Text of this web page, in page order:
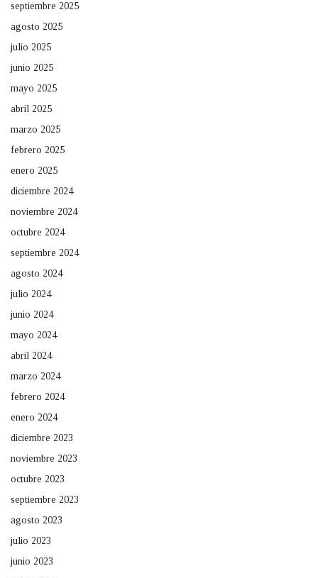
septiembre 2025
agosto 2025
julio 2025
junio 2025
mayo 2025
abril 2025
marzo 2025
febrero 2025
enero 2025
diciembre 2024
noviembre 2024
octubre 2024
septiembre 2024
agosto 2024
julio 2024
junio 2024
mayo 2024
abril 2024
marzo 2024
febrero 2024
enero 2024
diciembre 2023
noviembre 2023
octubre 2023
septiembre 2023
agosto 2023
julio 2023
junio 2023